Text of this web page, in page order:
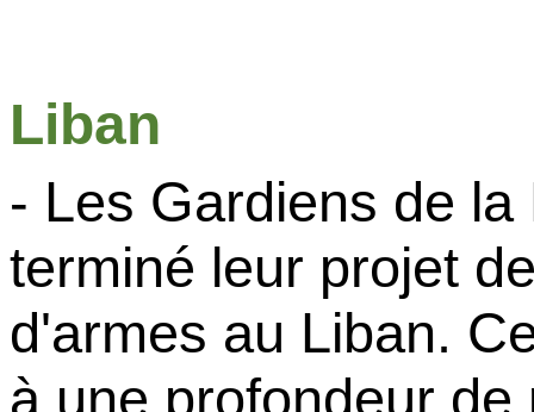
Liban
- Les Gardiens de
terminé leur projet
d'armes au Liban.
à une profondeur